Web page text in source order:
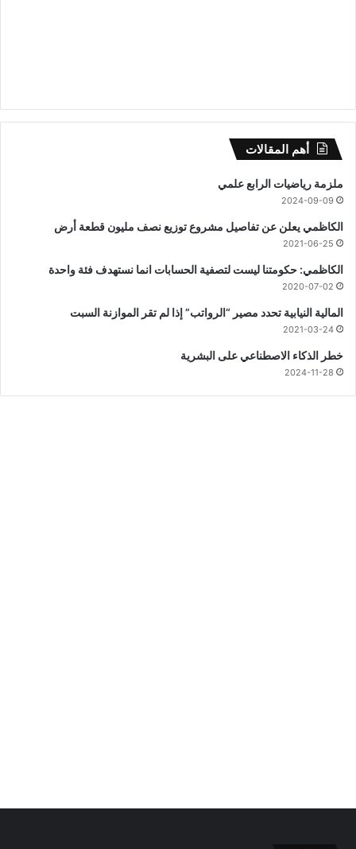
أهم المقالات
ملزمة رياضيات الرابع علمي
2024-09-09
الكاظمي يعلن عن تفاصيل مشروع توزيع نصف مليون قطعة أرض
2021-06-25
الكاظمي: حكومتنا ليست لتصفية الحسابات انما نستهدف فئة واحدة
2020-07-02
المالية النيابية تحدد مصير “الرواتب” إذا لم تقر الموازنة السبت
2021-03-24
خطر الذكاء الاصطناعي على البشرية
2024-11-28